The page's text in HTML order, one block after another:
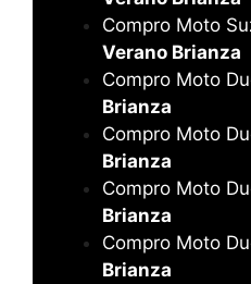
Compro Moto
Verano Brianza
Compro Moto
Brianza
Compro Moto
Brianza
Compro Moto
Brianza
Compro Moto
Brianza